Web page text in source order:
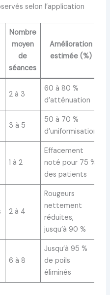
selon l’application
Nombre
moyen
de
séances
Amélioration
estimée (%)
2 à 3
60 à 80 %
d’atténuation
3 à 5
50 à 70 %
d’uniformisation
1 à 2
Effacement
noté pour 75 %
des patients
2 à 4
Rougeurs
nettement
réduites,
jusqu’à 90 %
6 à 8
Jusqu’à 95 %
de poils
éliminés